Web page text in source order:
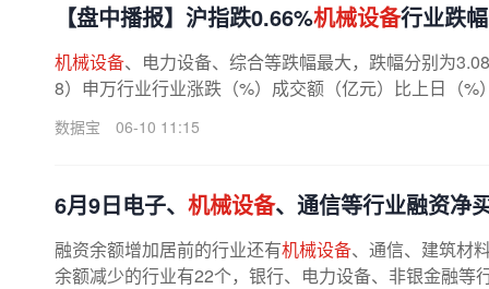
【盘中播报】沪指跌0.66%机械设备行业跌
机械设备、电力设备、综合等跌幅最大，跌幅分别为
8）申万行业行业涨跌（%）成交额（亿元）比上日（
数据宝 06-10 11:15
6月9日电子、 机械设备、通信等行业融资净
融资余额增加居前的行业还有机械设备、通信、建筑材
余额减少的行业有22个，银行、电力设备、非银金融